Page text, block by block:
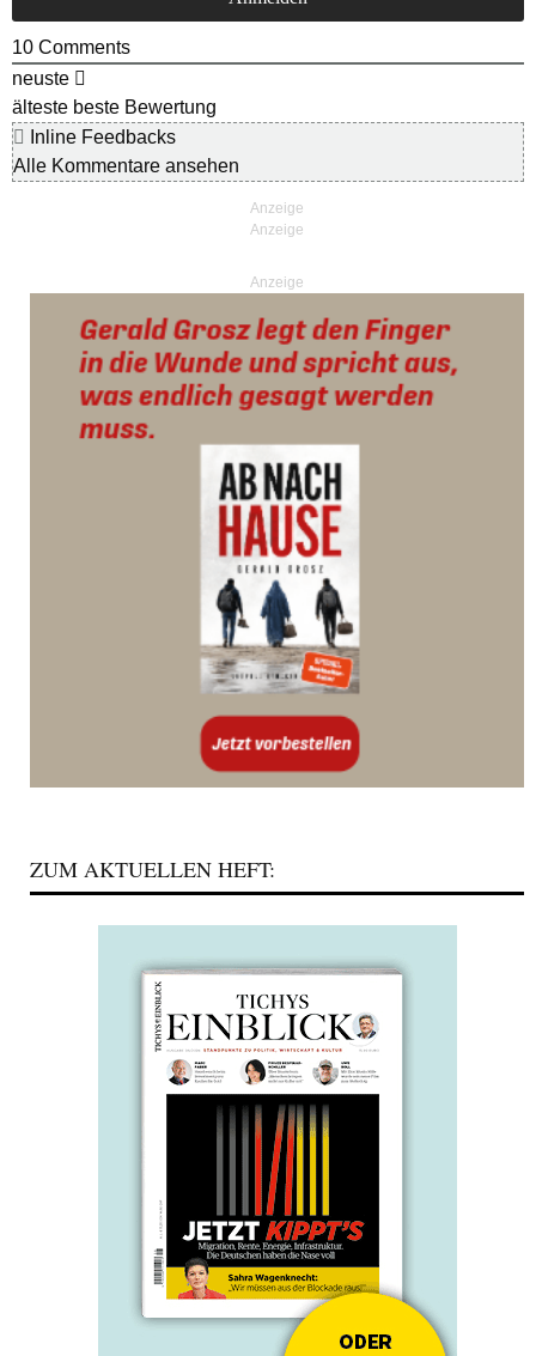
10 Comments
neuste
älteste beste Bewertung
Inline Feedbacks
Alle Kommentare ansehen
Anzeige
ZUM AKTUELLEN HEFT: